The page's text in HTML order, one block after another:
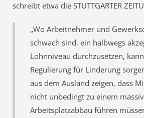
schreibt etwa die STUTTGARTER
„Wo Arbeitnehmer und
schwach sind, ein halbwegs
Lohnniveau durchzusetzen,
Regulierung für Linderung
aus dem Ausland zeigen, dass
nicht unbedingt zu einem
Arbeitsplatzabbau führen